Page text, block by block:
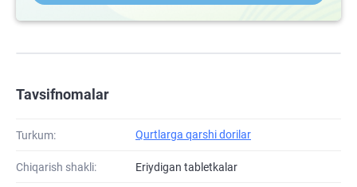
Tavsifnomalar
Turkum: Qurtlarga qarshi dorilar
Chiqarish shakli: Eriydigan tabletkalar